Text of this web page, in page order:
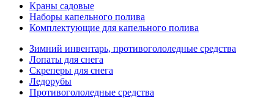
Краны садовые
Наборы капельного полива
Комплектующие для капельного полива
Зимний инвентарь, противогололедные средства
Лопаты для снега
Скреперы для снега
Ледорубы
Противогололедные средства